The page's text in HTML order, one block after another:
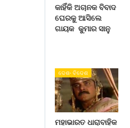
କାହିଁକି ଅଚାନକ ବିବାଦ
ଘେରକୁ ଆସିଲେ
ଗାୟକ କୁମାର ସାନୁ
ଦେଶ- ବିଦେଶ
ମହାଭାରତ ଧାରାବାହିକ